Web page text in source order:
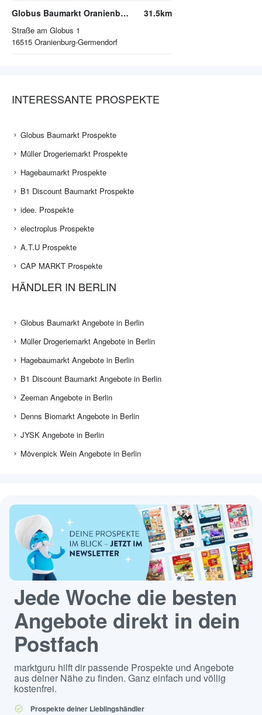
Globus Baumarkt Oranienburg
Straße am Globus 1
16515 Oranienburg-Germendorf
31.5km
INTERESSANTE PROSPEKTE
Globus Baumarkt Prospekte
Müller Drogeriemarkt Prospekte
Hagebaumarkt Prospekte
B1 Discount Baumarkt Prospekte
idee. Prospekte
electroplus Prospekte
A.T.U Prospekte
CAP MARKT Prospekte
HÄNDLER IN BERLIN
Globus Baumarkt Angebote in Berlin
Müller Drogeriemarkt Angebote in Berlin
Hagebaumarkt Angebote in Berlin
B1 Discount Baumarkt Angebote in Berlin
Zeeman Angebote in Berlin
Denns Biomarkt Angebote in Berlin
JYSK Angebote in Berlin
Mövenpick Wein Angebote in Berlin
Jede Woche die besten
Angebote direkt in dein
Postfach
marktguru hilft dir passende Prospekte und Angebote
aus deiner Nähe zu finden. Ganz einfach und völlig
kostenfrei.
Prospekte deiner Lieblingshändler